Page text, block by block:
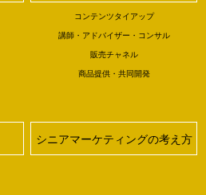
コンテンツタイアップ
講師・アドバイザー・コンサル
販売チャネル
商品提供・共同開発
シニアマーケティングの考え方